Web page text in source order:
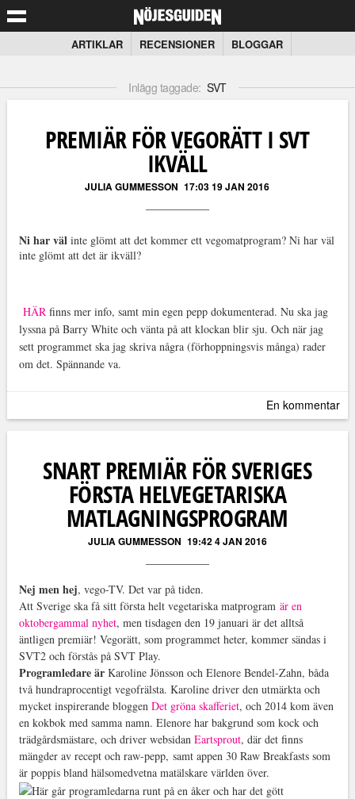
ARTIKLAR RECENSIONER BLOGGAR
Inlägg taggade: SVT
PREMIÄR FÖR VEGORÄTT I SVT
IKVÄLL
JULIA GUMMESSON 17:03 19 JAN 2016
Ni har välinte glömt att det kommer ett vegomatprogram? Ni har väl
inte glömt att det är ikväll?
HÄRfinns mer info, samt min egen pepp dokumenterad. Nu ska jag
lyssna på Barry White och vänta på att klockan blir sju. Och när jag
sett programmet ska jag skriva några (förhoppningsvis många) rader
om det. Spännande va.
En kommentar
SNART PREMIÄR FÖR SVERIGES
FÖRSTA HELVEGETARISKA
MATLAGNINGSPROGRAM
JULIA GUMMESSON 19:42 4 JAN 2016
Nej men hej, vego-TV. Det var på tiden.
Att Sverige ska få sitt första helt vegetariska matprogram är en
oktobergammal nyhet, men tisdagen den 19 januari är det alltså
äntligen premiär! Vegorätt, som programmet heter, kommer sändas i
SVT2 och förstås på SVT Play.
Programledare är Karoline Jönsson och Elenore Bendel-Zahn, båda
två hundraprocentigt vegofrälsta. Karoline driver den utmärkta och
mycket inspirerande bloggen Det gröna skafferiet, och 2014 kom även
en kokbok med samma namn. Elenore har bakgrund som kock och
trädgårdsmästare, och driver websidan Eartsprout, där det finns
mängder av recept och raw-pepp, samt appen 30 Raw Breakfasts som
är poppis bland hälsomedvetna matälskare världen över.